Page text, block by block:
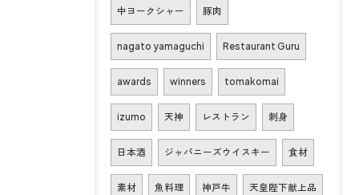
中ヨークシャー 豚肉
nagato yamaguchi Restaurant Guru
awards winners tomakomai
izumo 天神 レストラン 刺身
日本酒 ジャパニーズウイスキー 食材
素材 魚料理 神戸牛 天皇陛下献上品